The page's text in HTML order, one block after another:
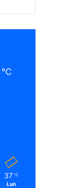
℃
37 ℃
Lun